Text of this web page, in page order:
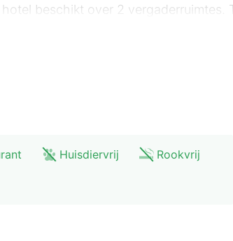
beschikt over 2 vergaderruimtes.
en haardrogers. Bij de
- 5,9 km Naturkundemuseum -
Kabinett in der Orangerie - 6,3 km
Huisdiervrij
Rookvrij